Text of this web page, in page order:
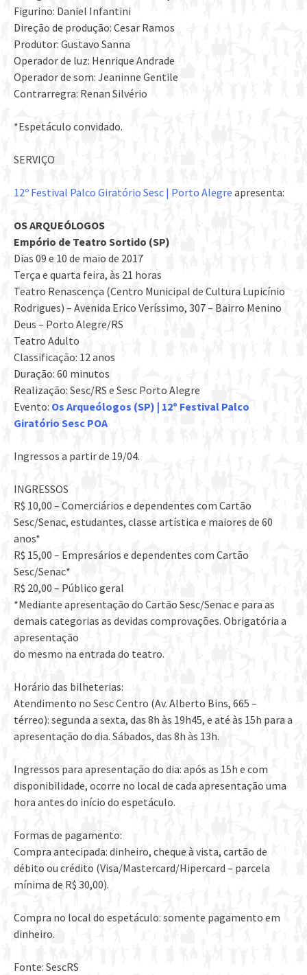
Figurino: Daniel Infantini
Direção de produção: Cesar Ramos
Produtor: Gustavo Sanna
Operador de luz: Henrique Andrade
Operador de som: Jeaninne Gentile
Contrarregra: Renan Silvério
*Espetáculo convidado.
SERVIÇO
12º Festival Palco Giratório Sesc | Porto Alegre apresenta:
OS ARQUEÓLOGOS
Empório de Teatro Sortido (SP)
Dias 09 e 10 de maio de 2017
Terça e quarta feira, às 21 horas
Teatro Renascença (Centro Municipal de Cultura Lupicínio
Rodrigues) – Avenida Erico Veríssimo, 307 – Bairro Menino
Deus – Porto Alegre/RS
Teatro Adulto
Classificação: 12 anos
Duração: 60 minutos
Realização: Sesc/RS e Sesc Porto Alegre
Evento: Os Arqueólogos (SP) | 12º Festival Palco
Giratório Sesc POA
Ingressos a partir de 19/04.
INGRESSOS
R$ 10,00 – Comerciários e dependentes com Cartão
Sesc/Senac, estudantes, classe artística e maiores de 60
anos*
R$ 15,00 – Empresários e dependentes com Cartão
Sesc/Senac*
R$ 20,00 – Público geral
*Mediante apresentação do Cartão Sesc/Senac e para as
demais categorias as devidas comprovações. Obrigatória a
apresentação
do mesmo na entrada do teatro.
Horário das bilheterias:
Atendimento no Sesc Centro (Av. Alberto Bins, 665 –
térreo): segunda a sexta, das 8h às 19h45, e até às 15h para a
apresentação do dia. Sábados, das 8h às 13h.
Ingressos para apresentação do dia: após as 15h e com
disponibilidade, ocorre no local de cada apresentação uma
hora antes do início do espetáculo.
Formas de pagamento:
Compra antecipada: dinheiro, cheque à vista, cartão de
débito ou crédito (Visa/Mastercard/Hipercard – parcela
mínima de R$ 30,00).
Compra no local do espetáculo: somente pagamento em
dinheiro.
Fonte: SescRS